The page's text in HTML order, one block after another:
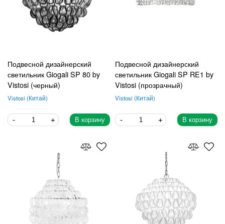
Подвесной дизайнерский
светильник Giogali SP 80 by
Vistosi (черный)
Vistosi Китай
В корзину
Подвесной дизайнерский
светильник Giogali SP RE1 by
Vistosi (прозрачный)
Vistosi Китай
В корзину